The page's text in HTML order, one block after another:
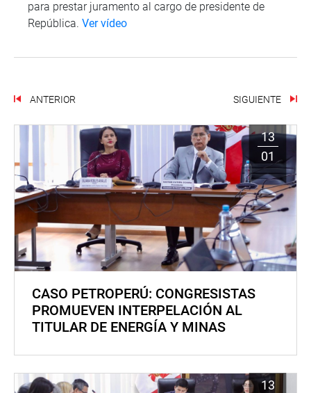
para prestar juramento al cargo de presidente de
República. Ver vídeo
ANTERIOR SIGUIENTE
13
01
CASO PETROPERÚ: CONGRESISTAS
PROMUEVEN INTERPELACIÓN AL
TITULAR DE ENERGÍA Y MINAS
13